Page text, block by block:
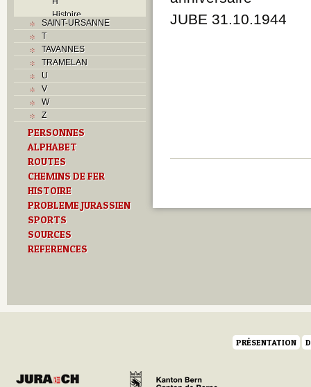
Histoire
I
J
K
P
Problème jurassien
Q
R
S
T
Textes
U
Z
SAINT-URSANNE
T
TAVANNES
TRAMELAN
U
V
W
Z
PERSONNES
ALPHABET
ROUTES
CHEMINS DE FER
HISTOIRE
PROBLEME JURASSIEN
SPORTS
SOURCES
REFERENCES
JUBE 31.10.1944
PRÉSENTATION